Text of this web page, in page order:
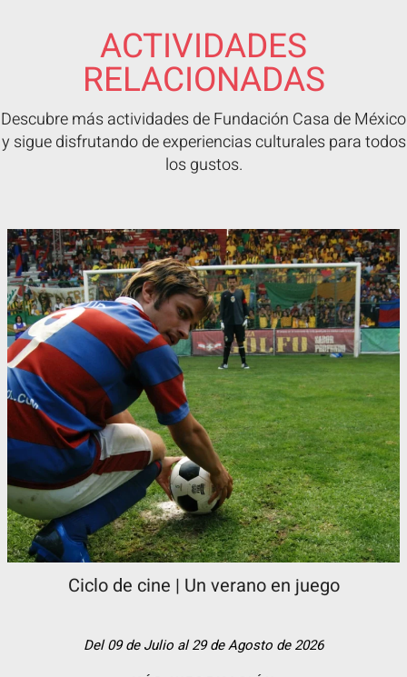
ACTIVIDADES
RELACIONADAS
Descubre más actividades de Fundación Casa de México
y sigue disfrutando de experiencias culturales para todos
los gustos.
Ciclo de cine | Un verano en juego
Del 09 de Julio al 29 de Agosto de 2026